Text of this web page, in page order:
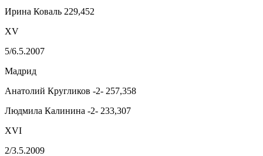
Ирина Коваль 229,452
XV
5/6.5.2007
Мадрид
Анатолий Кругликов -2- 257,358
Людмила Калинина -2- 233,307
XVI
2/3.5.2009